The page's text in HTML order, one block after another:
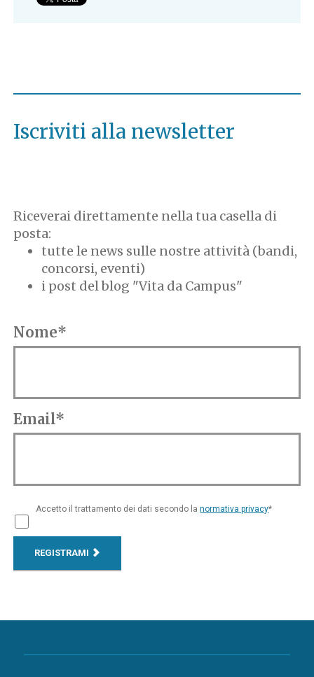
Iscriviti alla newsletter
Riceverai direttamente nella tua casella di
posta:
tutte le news sulle nostre attività (bandi,
concorsi, eventi)
i post del blog "Vita da Campus"
Nome*
Email*
Accetto il trattamento dei dati secondo lanormativa privacy*
REGISTRAMI